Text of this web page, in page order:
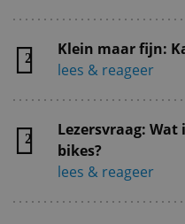
2
Klein maar fijn:
lees & reageer
2
Lezersvraag: Wat
bikes?
lees & reageer